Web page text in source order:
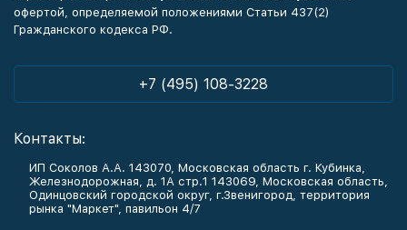
офертой, определяемой положениями Статьи 437(2)
Гражданского кодекса РФ.
+7 (495) 108-3228
Контакты:
ИП Соколов А.А. 143070, Московская область г. Кубинка,
Железнодорожная, д. 1А стр.1 143069, Московская область,
Одинцовский городской округ, г.Звенигород, территория
рынка "Маркет", павильон 4/7